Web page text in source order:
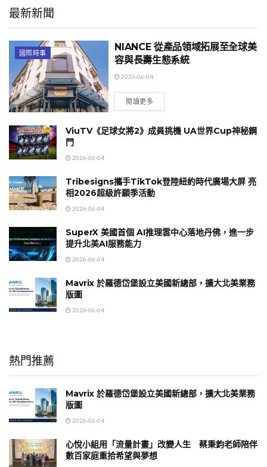
最新新聞
國際時事
NIANCE 從產品領域拓展至全球美
容與長壽生態系統
2026-06-04
閱讀更多
ViuTV《足球女將2》成員挑機 UA世界Cup神秘鋼
門
2026-06-04
Tribesigns攜手TikTok登陸紐約時代廣場大屏 亮
相2026超級許願季活動
2026-06-04
SuperX 美國首個 AI推理雲中心落地丹佛，進一步
提升北美AI服務能力
2026-06-04
Mavrix 於羅德岱堡設立美國新總部，擴大北美業務
版圖
2026-06-04
熱門推薦
Mavrix 於羅德岱堡設立美國新總部，擴大北美業務
版圖
2026-06-04
心悅小組用「流量計畫」改變人生 蔡秉鈞老師陪伴
數百家庭重拾希望與夢想